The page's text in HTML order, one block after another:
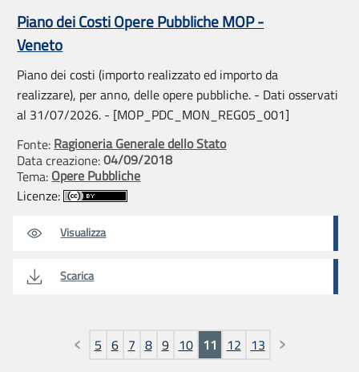
Piano dei Costi Opere Pubbliche MOP -
Veneto
Piano dei costi (importo realizzato ed importo da
realizzare), per anno, delle opere pubbliche. - Dati osservati
al 31/07/2026. - [MOP_PDC_MON_REG05_001]
Fonte: Ragioneria Generale dello Stato
Data creazione:04/09/2018
Tema: Opere Pubbliche
Licenze:
Visualizza
Scarica
Pagine 5 6 7 8 9 10 11 12 13